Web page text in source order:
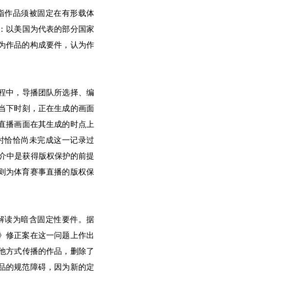
作品须被固定在有形载体
以美国为代表的部分国家
作品的构成要件，认为作
中，导播团队所选择、编
下时刻，正在生成的画面
播画面在其生成的时点上
恰恰尚未完成这一记录过
中是获得版权保护的前提
为体育赛事直播的版权保
读为暗含固定性要件。据
修正案在这一问题上作出
方式传播的作品，删除了
的规范障碍，因为新的定